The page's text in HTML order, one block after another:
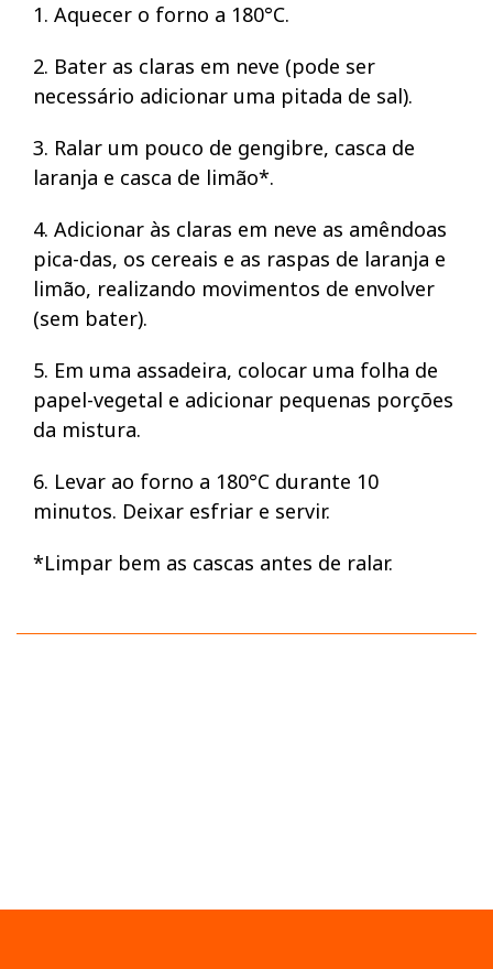
1. Aquecer o forno a 180°C.
2. Bater as claras em neve (pode ser
necessário adicionar uma pitada de sal).
3. Ralar um pouco de gengibre, casca de
laranja e casca de limão*.
4. Adicionar às claras em neve as amêndoas
pica-das, os cereais e as raspas de laranja e
limão, realizando movimentos de envolver
(sem bater).
5. Em uma assadeira, colocar uma folha de
papel-vegetal e adicionar pequenas porções
da mistura.
6. Levar ao forno a 180°C durante 10
minutos. Deixar esfriar e servir.
*Limpar bem as cascas antes de ralar.